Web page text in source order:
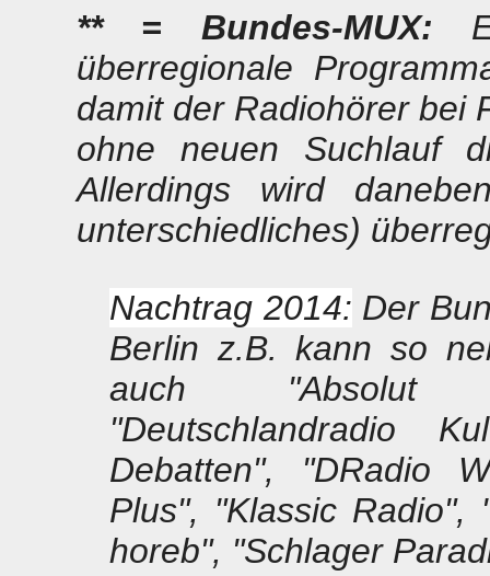
** = Bundes-MUX:
überregionale
damit der Radiohörer bei
ohne neuen Suchlauf
Allerdings wird
unterschiedliches)
Nachtrag 2014: Der
Berlin z.B. kann so
auch "Absolut
"Deutschlandradio
Debatten", "DRadio
Plus", "Klassic Radio",
horeb", "Schlager